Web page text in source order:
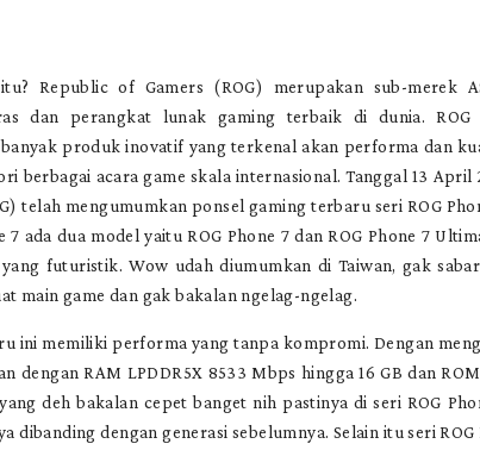
Republic of Gamers (ROG) merupakan sub-merek
dan perangkat lunak gaming terbaik di dunia.
produk inovatif yang terkenal akan performa dan
berbagai acara game skala internasional. Tanggal 13 April
telah mengumumkan ponsel gaming terbaru seri ROG
7 ada dua model yaitu ROG Phone 7 dan ROG Phone 7
futuristik. Wow udah diumumkan di Taiwan, gak
main game dan gak bakalan ngelag-ngelag.
ini memiliki performa yang tanpa kompromi. Dengan
dengan RAM LPDDR5X 8533 Mbps hingga 16 GB dan
deh bakalan cepet banget nih pastinya di seri ROG
dibanding dengan generasi sebelumnya. Selain itu seri